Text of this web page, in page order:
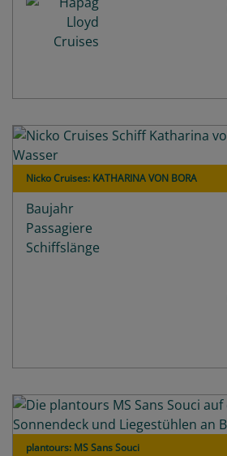
Nicko Cruises: KATHARINA VON BORA
Baujahr
Passagiere
Schiffslänge
plantours: MS Sans Souci